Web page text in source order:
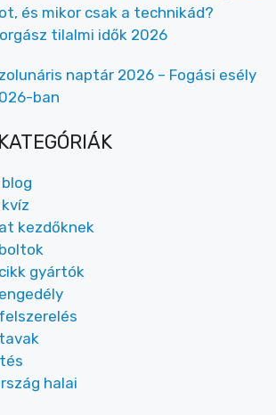
és mikor csak a technikád?
tilalmi idők 2026
naptár 2026 – Fogási esély
ban
kezdőknek
gyártók
halai